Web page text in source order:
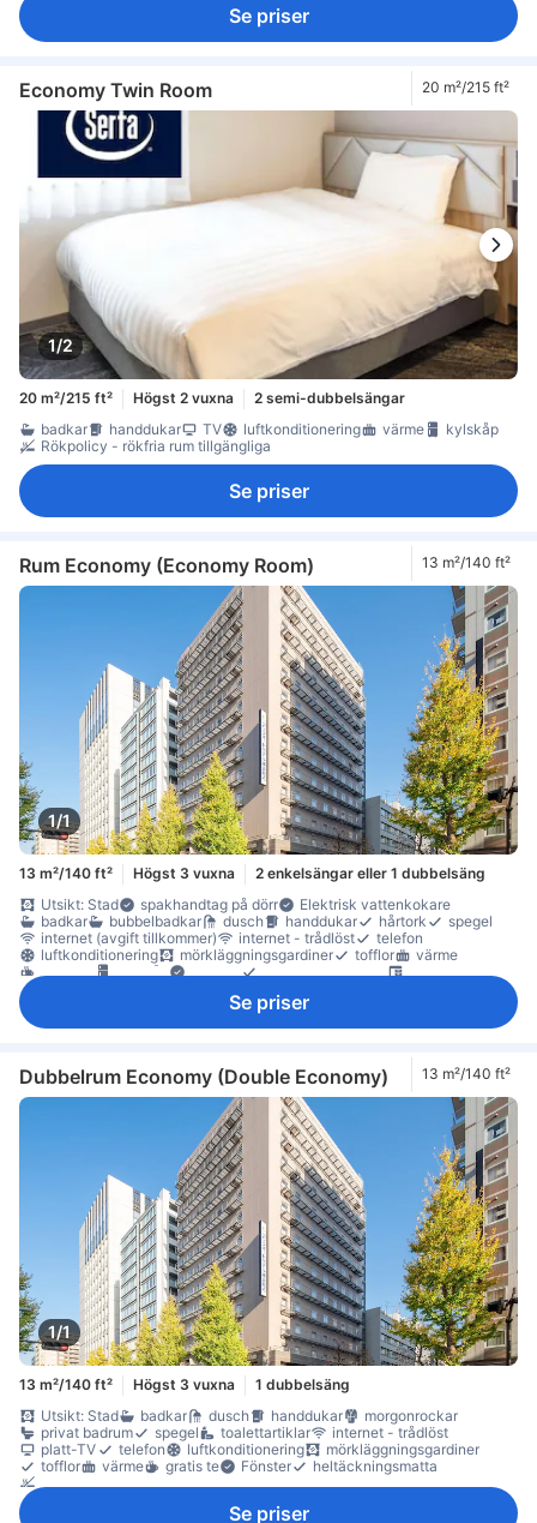
Se priser
Economy Twin Room 20 m²/215 ft²
1/2
20 m²/215 ft² Högst 2 vuxna
2 semi-dubbelsängar
badkar
handdukar TV luftkonditionering värme
kylskåp
Rökpolicy - rökfria rum tillgängliga
Se priser
Rum Economy (Economy Room) 13 m²/140 ft²
1/1
13 m²/140 ft² Högst 3 vuxna
2 enkelsängar eller 1 dubbelsäng
Utsikt: Stad
spakhandtag på dörr
Elektrisk vattenkokare
badkar
bubbelbadkar dusch handdukar hårtork
spegel
internet (avgift tillkommer)
internet - trådlöst
telefon
luftkonditionering
mörkläggningsgardiner tofflor
värme
kylskåp
Se priser
Dubbelrum Economy (Double Economy) 13 m²/140 ft²
1/1
13 m²/140 ft² Högst 3 vuxna
1 dubbelsäng
Utsikt: Stad
badkar dusch handdukar
morgonrockar
privat badrum
spegel toalettartiklar
internet - trådlöst
platt-TV
telefon luftkonditionering
mörkläggningsgardiner
tofflor
värme gratis te Fönster
heltäckningsmatta
Se priser